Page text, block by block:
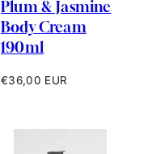
Plum & Jasmine
Body Cream
190ml
Prix
€36,00 EUR